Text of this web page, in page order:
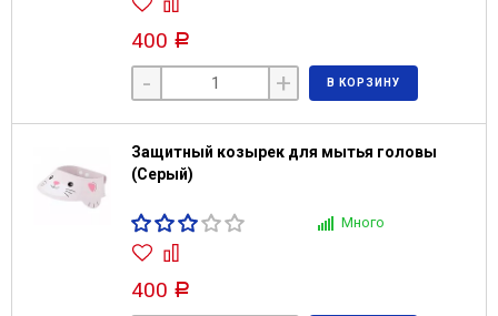
400 Р
- + В КОРЗИНУ
Защитный козырек для мытья головы
(Серый)
Много
400 Р